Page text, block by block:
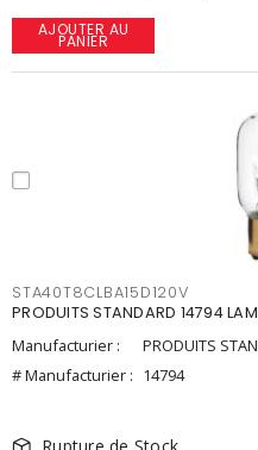
AJOUTER AU
PANIER
STA40T8CLBA15D120V
PRODUITS STANDARD 14794
Manufacturier :
PRODUITS
# Manufacturier : 14794